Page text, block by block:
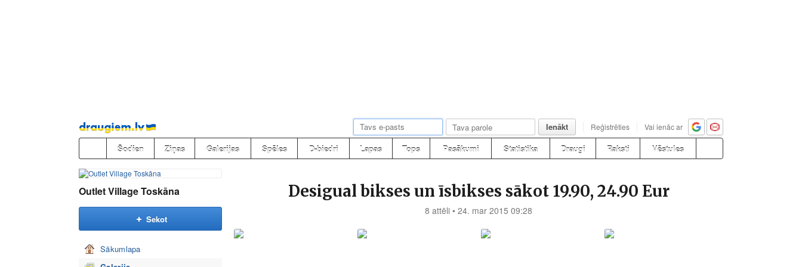
Pāriet
uz
saturu
Ienākt Reģistrēties Vai ienāc ar
Šodien Ziņas Galerijas Spēles D-biedri Lapas Tops Pasākumi Statistika Draugi Raksti Vēstules
Outlet Village Toskāna
Sekot
Sākumlapa
Desigual bikses un īsbikses sākot 19.90, 24.90 Eur
8 attēli • 24. mar 2015 09:28